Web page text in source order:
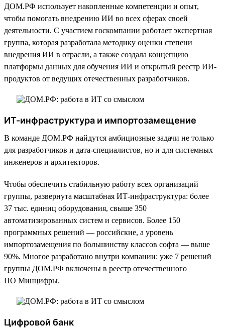
ДОМ.РФ использует накопленные компетенции и опыт,
чтобы помогать внедрению ИИ во всех сферах своей
деятельности. С участием госкомпании работает экспертная
группа, которая разработала методику оценки степени
внедрения ИИ в отрасли, а также создала концепцию
платформы данных для обучения ИИ и открытый реестр ИИ-
продуктов от ведущих отечественных разработчиков.
ИТ-инфраструктура и импортозамещение
В команде ДОМ.РФ найдутся амбициозные задачи не только
для разработчиков и дата-специалистов, но и для системных
инженеров и архитекторов.
Чтобы обеспечить стабильную работу всех организаций
группы, развернута масштабная ИТ-инфраструктура: более
37 тыс. единиц оборудования, свыше 350
автоматизированных систем и сервисов. Более 150
программных решений — российские, а уровень
импортозамещения по большинству классов софта — выше
90%. Многое разработано внутри компании: уже 7 решений
группы ДОМ.РФ включены в реестр отечественного
ПО Минцифры.
Цифровой банк